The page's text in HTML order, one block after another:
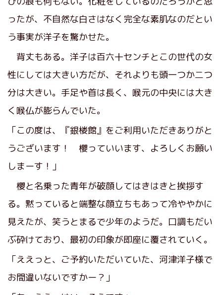
ったが、不自然な白さはなく完全な素肌なのだとい
う事実が洋子を驚かせた。
背丈もある。洋子は百六十センチとこの世代の女
性にしては大きい方だが、それよりも頭一つか二つ
分は大きい。手足や首は長く、喉元の中央には大き
く喉仏が膨らんでいた。
「この度は、『銀楼館』をご利用いただきありがと
うございます！ 櫻っていいます、よろしくお願い
しまーす！」
櫻と名乗った青年が破顔してはきはきと挨拶す
る。黙っていると端整な顔立ちもあって冷ややかに
見えたが、笑うとまるで少年のようだ。口調もだい
ぶ砕けており、最初の印象が即座に覆されていく。
「ええっと、ご予約いただいていた、河津洋子様で
お間違いないですかー？」